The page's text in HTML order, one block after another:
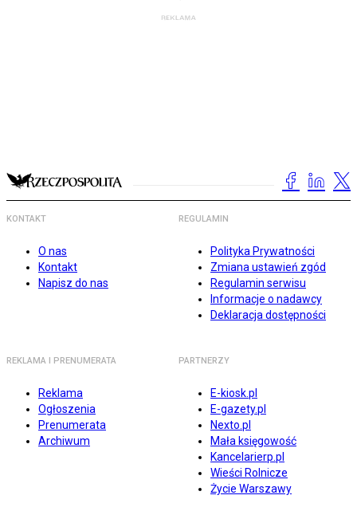
KONTAKT
O nas
Kontakt
Napisz do nas
REGULAMIN
Polityka Prywatności
Zmiana ustawień zgód
Regulamin serwisu
Informacje o nadawcy
Deklaracja dostępności
REKLAMA I PRENUMERATA
Reklama
Ogłoszenia
Prenumerata
Archiwum
PARTNERZY
E-kiosk.pl
E-gazety.pl
Nexto.pl
Mała księgowość
Kancelarierp.pl
Wieści Rolnicze
Życie Warszawy